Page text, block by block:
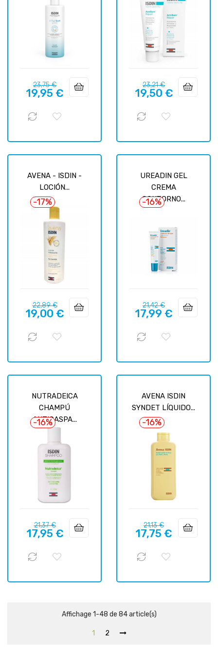
Prix
habituel
23,75 €Prix
19,95 €
Prix
habituel
23,21 €Prix
19,50 €
AVENA - ISDIN -
LOCIÓN...
-17%
Prix
habituel
22,89 €Prix
19,00 €
UREADIN GEL
CREMA
CONTORNO...
-16%
Prix
habituel
21,42 €Prix
17,99 €
NUTRADEICA
CHAMPÚ
ANTICASPA...
-16%
Prix
habituel
21,37 €Prix
17,95 €
AVENA ISDIN
SYNDET LÍQUIDO...
-16%
Prix
habituel
21,13 €Prix
17,75 €
Affichage 1-48 de 84 article(s)
1 2